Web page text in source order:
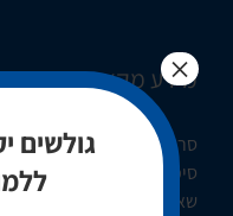
מידע מקצועי
סרטוני הדרכה
סימנים
שאלות ותשובות
גולשים
×